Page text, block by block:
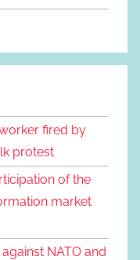
fired by
protest
of the
market
NATO and